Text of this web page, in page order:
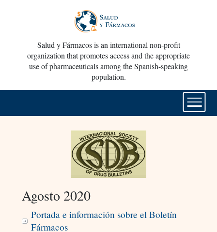
Salud y Fármacos is an international non-profit
organization that promotes access and the appropriate
use of pharmaceuticals among the Spanish-speaking
population.
Agosto 2020
Portada e información sobre el Boletín
Fármacos